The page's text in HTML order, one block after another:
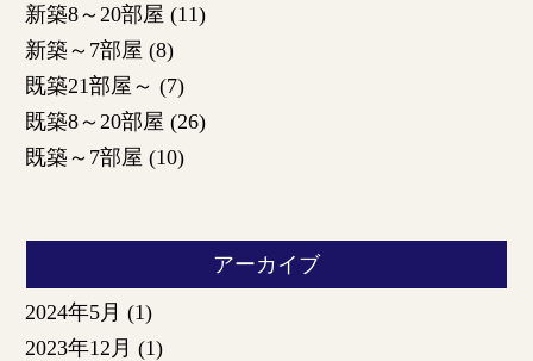
新築8～20部屋 (11)
新築～7部屋 (8)
既築21部屋～ (7)
既築8～20部屋 (26)
既築～7部屋 (10)
アーカイブ
2024年5月 (1)
2023年12月 (1)